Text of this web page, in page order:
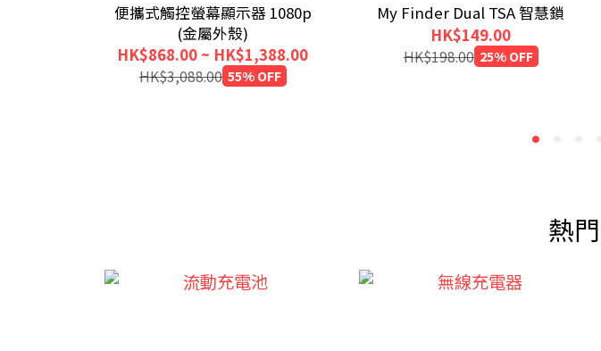
便攜式觸控螢幕顯示器 1080p
(金屬外殼)
HK$868.00 ~ HK$1,388.00
HK$3,088.00 55% OFF
My Finder Dual TSA 智慧鎖
HK$149.00
HK$198.00 25% OFF
熱